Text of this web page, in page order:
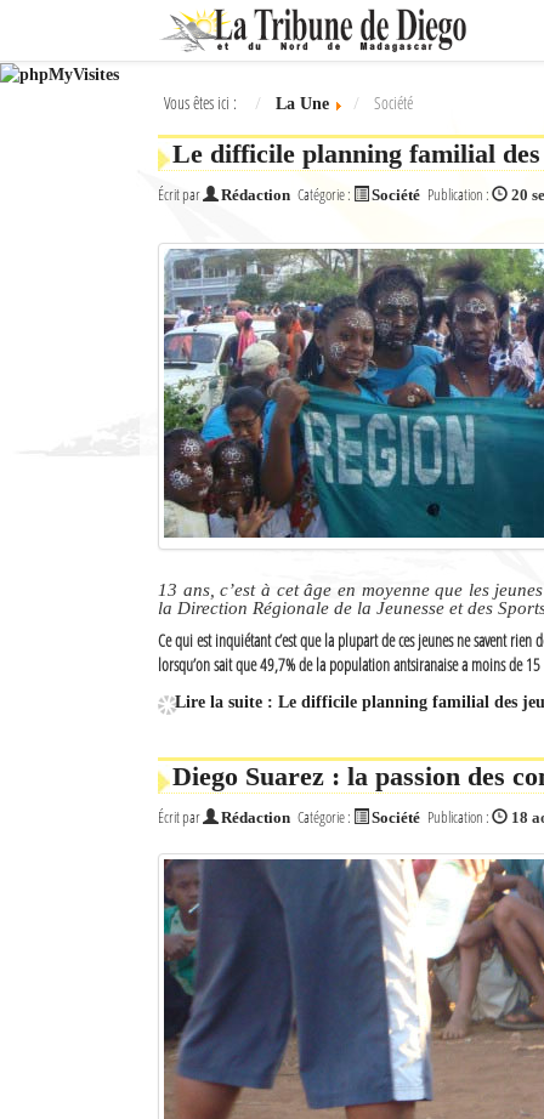
Ok
L'actualité à Diego Suarez
L'actualité du tourisme
Vous êtes ici : La Une Société
Le difficile planning familial des
Écrit par Rédaction Catégorie : Société Publication : 20
13 ans, c’est à cet âge en moyenne que les
la Direction Régionale de la Jeunesse et des
Ce qui est inquiétant c’est que la plupart de ces jeunes ne savent
lorsqu’on sait que 49,7% de la population antsiranaise a moins de 15
Lire la suite : Le difficile planning familial des
Diego Suarez : la passion des
Écrit par Rédaction Catégorie : Société Publication : 18